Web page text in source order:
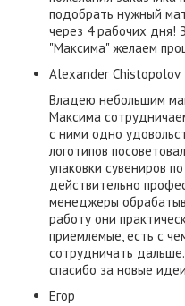
подобрать нужный
через 4 рабочих дня!
"Максима" желаем
Alexander Chistopolov
Владею небольшим
Максима
с ними одно
логотипов
упаковки сувениров
действительно
менеджеры
работу они
приемлемые, есть с
сотрудничать
спасибо за новые
Егор